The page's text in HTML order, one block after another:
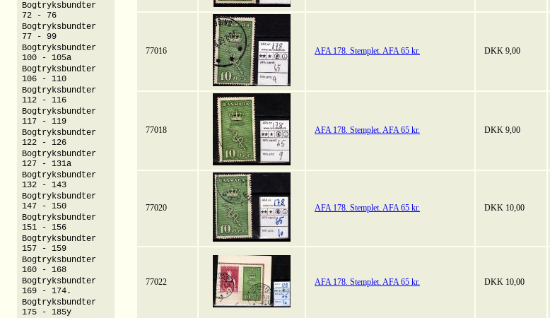
77016 AFA 178. Stemplet. AFA 65 kr. DKK 9,00
77018 AFA 178. Stemplet. AFA 65 kr. DKK 9,00
77020 AFA 178. Stemplet. AFA 65 kr. DKK 10,00
77022 AFA 178. Stemplet. AFA 65 kr. DKK 10,00
Bogtryksbundter
72 - 76
Bogtryksbundter
77 - 99
Bogtryksbundter
100 - 105a
Bogtryksbundter
106 - 110
Bogtryksbundter
112 - 116
Bogtryksbundter
117 - 119
Bogtryksbundter
122 - 126
Bogtryksbundter
127 - 131a
Bogtryksbundter
132 - 143
Bogtryksbundter
147 - 150
Bogtryksbundter
151 - 156
Bogtryksbundter
157 - 159
Bogtryksbundter
160 - 168
Bogtryksbundter
169 - 174.
Bogtryksbundter
175 - 185y